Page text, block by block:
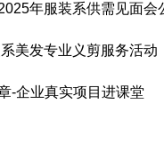
年服装系供需见面会
美发专业义剪服务活动
-企业真实项目进课堂